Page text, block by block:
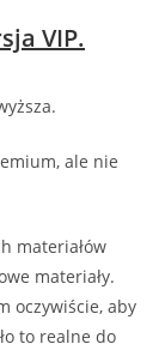
VIP.
ale nie
materiałów
materiały.
oczywiście, aby
to realne do